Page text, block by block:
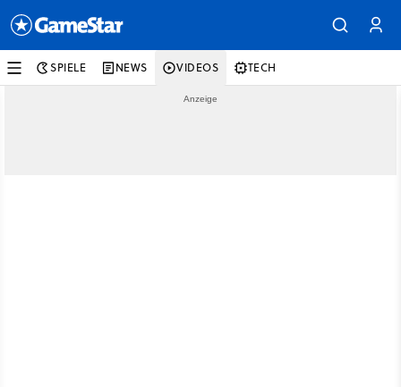
SPIELE NEWS VIDEOS TECH